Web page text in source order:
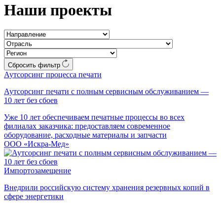
Наши проекты
Сбросить фильтр
Аутсорсинг процесса печати
Аутсорсинг печати с полным сервисным обслуживанием —
10 лет без сбоев
Уже 10 лет обеспечиваем печатные процессы во всех
филиалах заказчика: предоставляем современное
оборудование, расходные материалы и запчасти
ООО «Искра-Мед»
Импортозамещение
Внедрили российскую систему хранения резервных копий в
сфере энергетики